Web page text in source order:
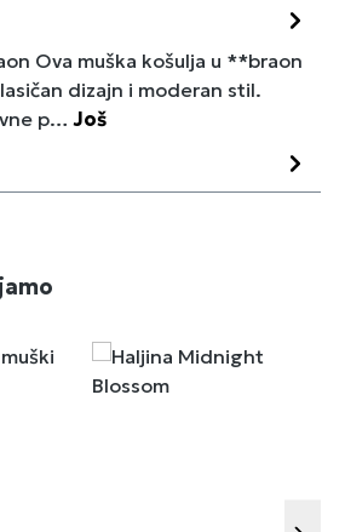
Ova muška košulja u **braon
dizajn i moderan stil.
p…Još